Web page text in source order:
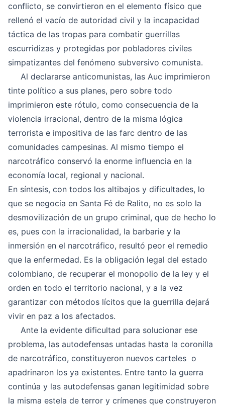
conflicto, se convirtieron en el elemento físico que
rellenó el vacío de autoridad civil y la incapacidad
táctica de las tropas para combatir guerrillas
escurridizas y protegidas por pobladores civiles
simpatizantes del fenómeno subversivo comunista.
Al declararse anticomunistas, las Auc imprimieron
tinte político a sus planes, pero sobre todo
imprimieron este rótulo, como consecuencia de la
violencia irracional, dentro de la misma lógica
terrorista e impositiva de las farc dentro de las
comunidades campesinas. Al mismo tiempo el
narcotráfico conservó la enorme influencia en la
economía local, regional y nacional.
En síntesis, con todos los altibajos y dificultades, lo
que se negocia en Santa Fé de Ralito, no es solo la
desmovilización de un grupo criminal, que de hecho lo
es, pues con la irracionalidad, la barbarie y la
inmersión en el narcotráfico, resultó peor el remedio
que la enfermedad. Es la obligación legal del estado
colombiano, de recuperar el monopolio de la ley y el
orden en todo el territorio nacional, y a la vez
garantizar con métodos lícitos que la guerrilla dejará
vivir en paz a los afectados.
Ante la evidente dificultad para solucionar ese
problema, las autodefensas untadas hasta la coronilla
de narcotráfico, constituyeron nuevos carteles o
apadrinaron los ya existentes. Entre tanto la guerra
continúa y las autodefensas ganan legitimidad sobre
la misma estela de terror y crímenes que construyeron